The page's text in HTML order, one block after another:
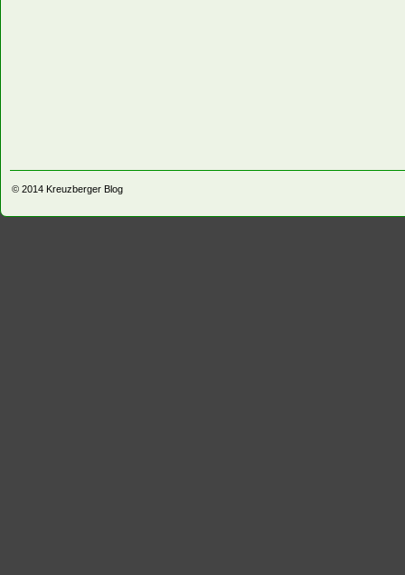
© 2014 Kreuzberger Blog